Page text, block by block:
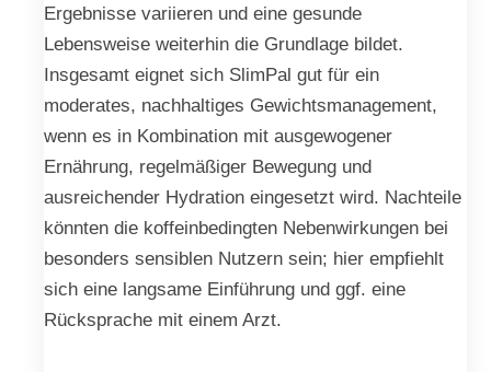
Ergebnisse variieren und eine gesunde
Lebensweise weiterhin die Grundlage bildet.
Insgesamt eignet sich SlimPal gut für ein
moderates, nachhaltiges Gewichtsmanagement,
wenn es in Kombination mit ausgewogener
Ernährung, regelmäßiger Bewegung und
ausreichender Hydration eingesetzt wird. Nachteile
könnten die koffeinbedingten Nebenwirkungen bei
besonders sensiblen Nutzern sein; hier empfiehlt
sich eine langsame Einführung und ggf. eine
Rücksprache mit einem Arzt.